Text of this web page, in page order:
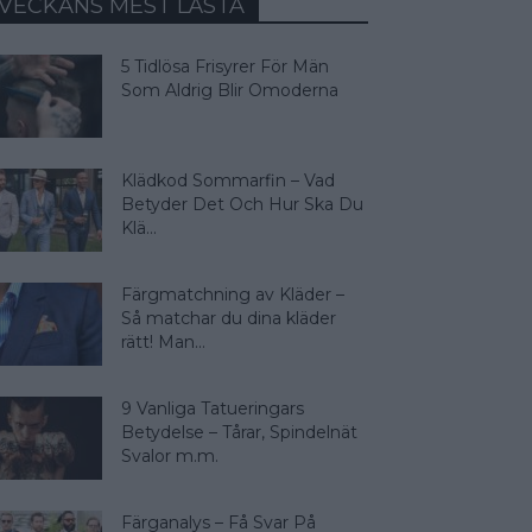
VECKANS MEST LÄSTA
5 Tidlösa Frisyrer För Män
Som Aldrig Blir Omoderna
Klädkod Sommarfin – Vad
Betyder Det Och Hur Ska Du
Klä...
Färgmatchning av Kläder –
Så matchar du dina kläder
rätt! Man...
9 Vanliga Tatueringars
Betydelse – Tårar, Spindelnät
Svalor m.m.
Färganalys – Få Svar På